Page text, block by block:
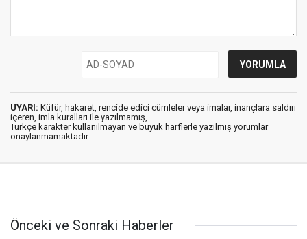
UYARI: Küfür, hakaret, rencide edici cümleler veya imalar, inançlara saldırı
içeren, imla kuralları ile yazılmamış,
Türkçe karakter kullanılmayan ve büyük harflerle yazılmış yorumlar
onaylanmamaktadır.
Önceki ve Sonraki Haberler